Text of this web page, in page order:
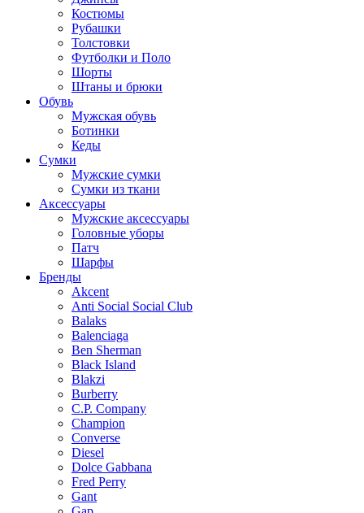
Костюмы
Рубашки
Толстовки
Футболки и Поло
Шорты
Штаны и брюки
Обувь
Мужская обувь
Ботинки
Кеды
Сумки
Мужские сумки
Сумки из ткани
Аксессуары
Мужские аксессуары
Головные уборы
Патч
Шарфы
Бренды
Akcent
Anti Social Social Club
Balaks
Balenciaga
Ben Sherman
Black Island
Blakzi
Burberry
C.P. Company
Champion
Converse
Diesel
Dolce Gabbana
Fred Perry
Gant